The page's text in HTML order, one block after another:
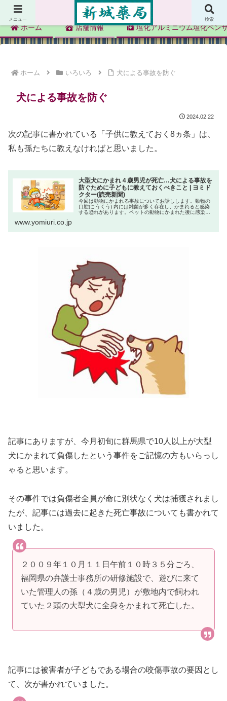
新城薬局
ホーム 店舗情報 塩化アルミニウム塩化ベン
ホーム いろいろ 犬による事故を防ぐ
犬による事故を防ぐ
2024.02.22
次の記事に書かれている「子供に教えておく8ヵ条」は、
私も孫たちに教えなければと思いました。
大型犬にかまれ４歳男児が死亡…犬による事故を
防ぐために子どもに教えておくべきこと | ヨミド
クター(読売新聞)
今回は動物にかまれる事故についてお話しします。動物の
口腔(こうくう) 内には雑菌が多く存在し、かまれると感染
する恐れがあります。ペットの動物にかまれた後に感染症
www.yomiuri.co.jp
記事にありますが、今月初旬に群馬県で10人以上が大型
犬にかまれて負傷したという事件をご記憶の方もいらっし
ゃると思います。
その事件では負傷者全員が命に別状なく犬は捕獲されまし
たが、記事には過去に起きた死亡事故についても書かれて
いました。
２００９年１０月１１日午前１０時３５分ごろ、
福岡県の弁護士事務所の研修施設で、遊びに来て
いた管理人の孫（４歳の男児）が敷地内で飼われ
ていた２頭の大型犬に全身をかまれて死亡した。
記事には被害者が子どもである場合の咬傷事故の要因とし
て、次が書かれていました。
メニュー 検索